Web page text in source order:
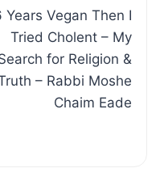
Years Vegan Then I
Tried Cholent – My
for Religion &
– Rabbi Moshe
Chaim Eade